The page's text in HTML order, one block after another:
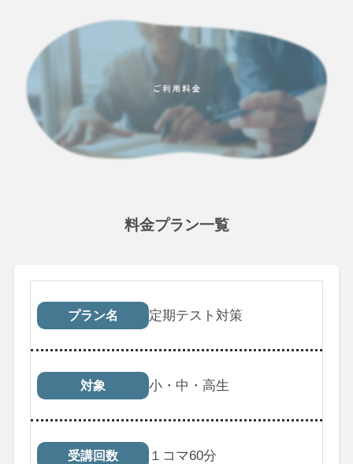
料金プラン一覧
プラン名 対象 受講回数
プラン名 定期テスト対策
対象 小・中・高生
受講回数
１コマ60分